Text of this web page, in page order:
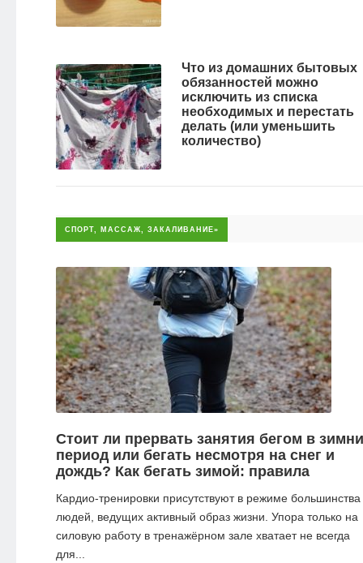
Что из домашних бытовых
обязанностей можно
исключить из списка
необходимых и перестать
делать (или уменьшить
количество)
СПОРТ, МАССАЖ, ЗАКАЛИВАНИЕ»
Стоит ли прервать занятия бегом в
период или бегать несмотря на снег и
дождь? Как бегать зимой: правила
Кардио-тренировки присутствуют в режиме большинства
людей, ведущих активный образ жизни. Упора только на
силовую работу в тренажёрном зале хватает не всегда
для...